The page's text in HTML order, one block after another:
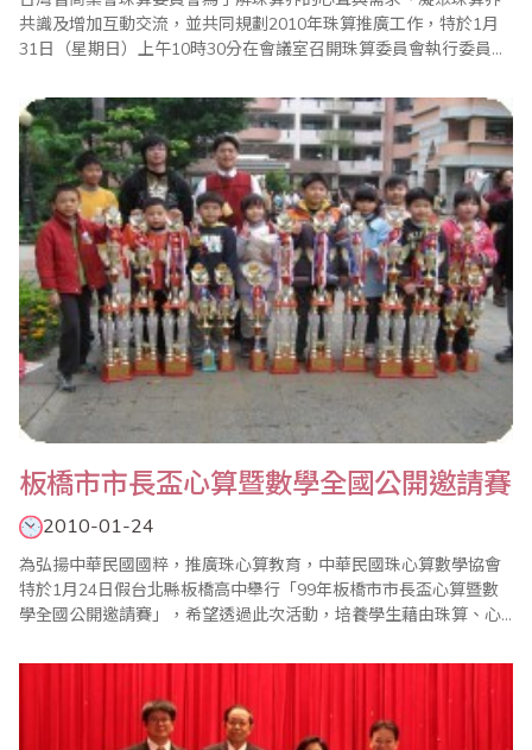
共識及增加互動交流，並共同規劃2010年珠算推廣工作，特於1月
31日（星期日）上午10時30分在會議室召開珠算委員會執行委員暨
過99年度各項重點工作，包括珠心算檢定、數學評鑑、海峽兩岸珠
心算通信比賽、全國珠算比賽暨珠算達人競技大會、全國心算比賽
暨國際心算邀請賽、全國數學競技大賽、國..
板橋市市長盃心算暨數學全國公開邀請賽
2010-01-24
為弘揚中華民國國粹，推廣珠心算教育，中華民國珠心算數學協會
特於1月24日假台北縣板橋高中舉行「99年板橋市市長盃心算暨數
學全國公開邀請賽」，希望透過此次活動，培養學生藉由珠算、心
水準和專業的珠心算比賽，將可提升學生的拚搏精神，培育出不屈
宗忱的致詞中揭開序幕，全國各地選手齊聚一..